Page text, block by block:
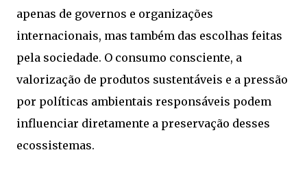
apenas de governos e organizações
internacionais, mas também das escolhas feitas
pela sociedade. O consumo consciente, a
valorização de produtos sustentáveis e a pressão
por políticas ambientais responsáveis podem
influenciar diretamente a preservação desses
ecossistemas.